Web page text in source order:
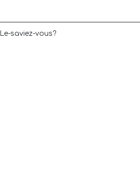
Le-saviez-vous?